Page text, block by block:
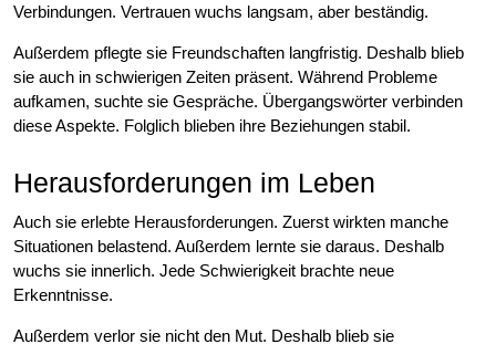
Verbindungen. Vertrauen wuchs langsam, aber beständig.
Außerdem pflegte sie Freundschaften langfristig. Deshalb blieb
sie auch in schwierigen Zeiten präsent. Während Probleme
aufkamen, suchte sie Gespräche. Übergangswörter verbinden
diese Aspekte. Folglich blieben ihre Beziehungen stabil.
Herausforderungen im Leben
Auch sie erlebte Herausforderungen. Zuerst wirkten manche
Situationen belastend. Außerdem lernte sie daraus. Deshalb
wuchs sie innerlich. Jede Schwierigkeit brachte neue
Erkenntnisse.
Außerdem verlor sie nicht den Mut. Deshalb blieb sie